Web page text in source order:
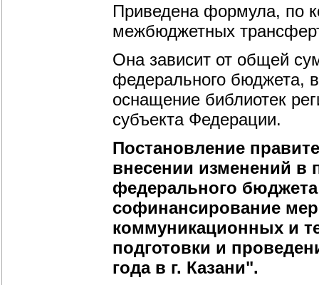
Приведена формула, по
межбюджетных
Она зависит от общей
федерального бюджета,
оснащение библиотек
субъекта Федерации.
Постановление
внесении изменений в
федерального
софинансирование
коммуникационных и
подготовки и
года в г. Казани".